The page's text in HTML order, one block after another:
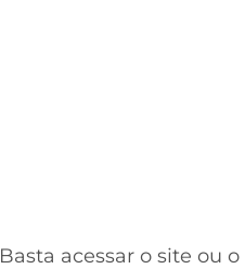
Basta acessar o site ou